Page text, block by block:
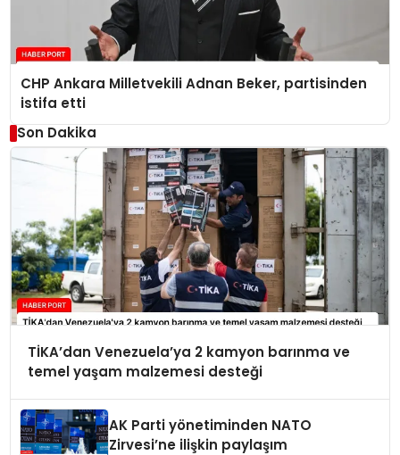
CHP Ankara Milletvekili Adnan Beker, partisinden
istifa etti
Son Dakika
TİKA’dan Venezuela’ya 2 kamyon barınma ve
temel yaşam malzemesi desteği
AK Parti yönetiminden NATO
Zirvesi’ne ilişkin paylaşım